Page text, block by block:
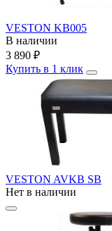
VESTON KB005
В наличии
3 890 ₽
Купить в 1 клик
VESTON AVKB SB
Нет в наличии